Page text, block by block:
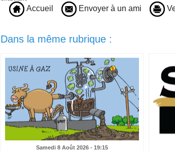
Accueil Envoyer à un ami
Dans la même rubrique :
Samedi 8 Août 2026 - 19:15